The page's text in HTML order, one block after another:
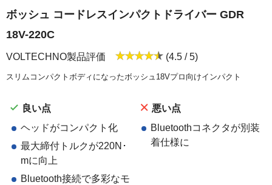
ボッシュ コードレスインパクトドライバー GDR
18V-220C
VOLTECHNO製品評価 (4.5 / 5)
スリムコンパクトボディになったボッシュ18Vプロ向けインパクト
良い点
ヘッドがコンパクト化
最大締付トルクが220N･
mに向上
Bluetooth接続で多彩なモ
悪い点
Bluetoothコネクタが別装
着仕様に